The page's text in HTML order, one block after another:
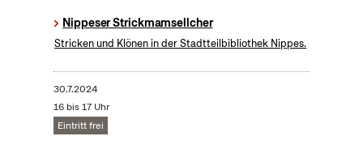
Nippeser Strickmamsellcher
Stricken und Klönen in der Stadtteilbibliothek Nippes.
30.7.2024
16 bis 17 Uhr
Eintritt frei